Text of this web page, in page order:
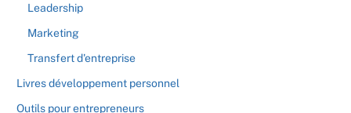
Leadership
Marketing
Transfert d'entreprise
Livres développement personnel
Outils pour entrepreneurs